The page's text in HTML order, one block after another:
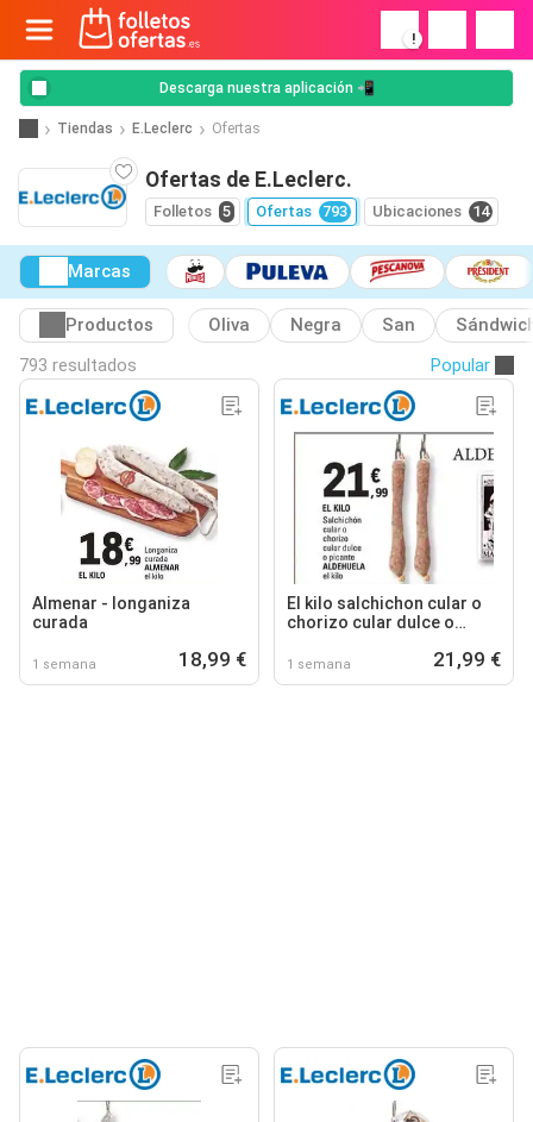
!
Descarga nuestra aplicación 📲
Tiendas E.Leclerc Ofertas
Ofertas de E.Leclerc.
Folletos 5 Ofertas 793 Ubicaciones 14
Marcas
Productos Oliva Negra San
793 resultados
Popular
Almenar - longaniza
curada
1 semana 18,99 €
El kilo salchichon cular o
chorizo cular dulce o
1 semana 21,99 €